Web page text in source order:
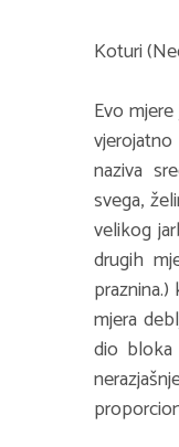
Koturi
Evo
naziva
svega,
velikog
drugih
mjera
dio bloka